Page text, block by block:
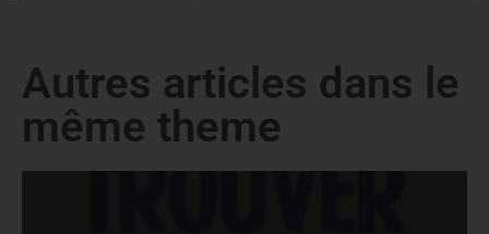
Autres articles dans le
même theme